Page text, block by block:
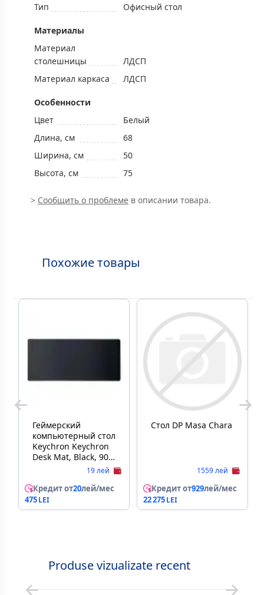
Тип Офисный стол
Mатериалы
Материал
столешницы
ЛДСП
Материал каркаса
ЛДСП
Особенности
Цвет
Белый
Длина, см
68
Ширина, см
50
Высота, см
75
> Сообщить о проблеме в описании товара.
Похожие товары
Геймерский
компьютерный стол
Keychron Keychron
Desk Mat, Black, 900
x 400 x 3 mm, DM-1
19 лей
Кредит от20лей/мес
475
Стол DP Masa Chara
1559 лей
Кредит от929лей/мес
22 275
Produse vizualizate recent